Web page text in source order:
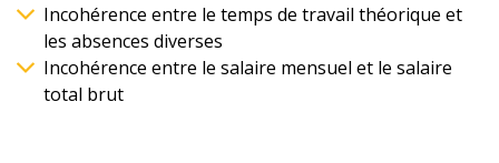
Incohérence entre le temps de travail théorique et
les absences diverses
Incohérence entre le salaire mensuel et le salaire
total brut